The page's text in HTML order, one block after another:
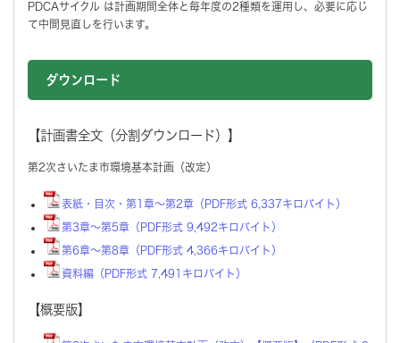
PDCAサイクル は計画期間全体と毎年度の2種類を運用し、必要に応じ
て中間見直しを行います。
ダウンロード
【計画書全文（分割ダウンロード）】
第2次さいたま市環境基本計画（改定）
表紙・目次・第1章～第2章（PDF形式 6,337キロバイト）
第3章～第5章（PDF形式 9,492キロバイト）
第6章～第8章（PDF形式 4,366キロバイト）
資料編（PDF形式 7,491キロバイト）
【概要版】